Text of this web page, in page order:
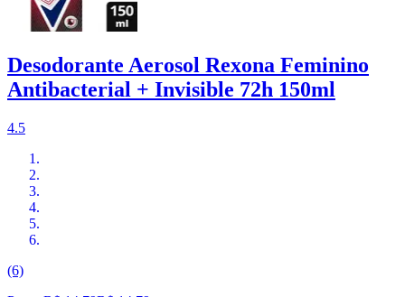
Desodorante Aerosol Rexona Feminino
Antibacterial + Invisible 72h 150ml
4.5
(6)